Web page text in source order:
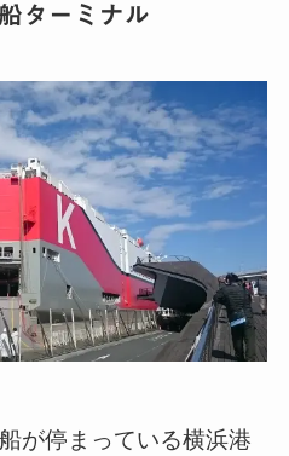
ターミナル
が停まっている横浜港